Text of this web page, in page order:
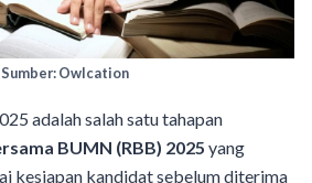
Sumber: Owlcation
adalah salah satu tahapan
BUMN (RBB) 2025 yang
kesiapan kandidat sebelum diterima